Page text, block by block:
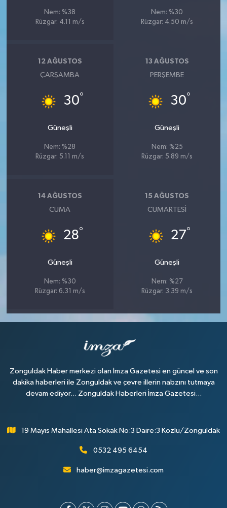
Nem: %38
Rüzgar: 4.11 m/s
Nem: %30
Rüzgar: 4.50 m/s
12 AĞUSTOS
ÇARŞAMBA
30°
Güneşli
Nem: %28
Rüzgar: 5.11 m/s
13 AĞUSTOS
PERŞEMBE
30°
Güneşli
Nem: %25
Rüzgar: 5.89 m/s
14 AĞUSTOS
CUMA
28°
Güneşli
Nem: %30
Rüzgar: 6.31 m/s
15 AĞUSTOS
CUMARTESI
27°
Güneşli
Nem: %27
Rüzgar: 3.39 m/s
Zonguldak Haber merkezi olan İmza Gazetesi en güncel ve son
dakika haberleri ile Zonguldak ve çevre illerin nabzını tutmaya
devam ediyor... Zonguldak Haberleri İmza Gazetesi...
19 Mayıs Mahallesi Ata Sokak No:3 Daire:3 Kozlu/Zonguldak
0532 495 6454
haber@imzagazetesi.com